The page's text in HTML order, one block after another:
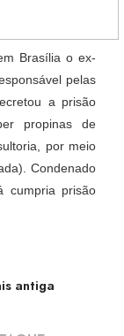
Brasília o ex-
pelas
a prisão
propinas de
por meio
Condenado
cumpria prisão
antiga